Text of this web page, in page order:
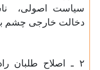
سیاست اصولی،
دخالت خارجی چشم
۲ ـ اصلاح طلبان